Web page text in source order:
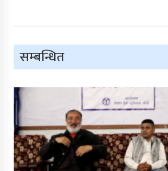
सम्बन्धित